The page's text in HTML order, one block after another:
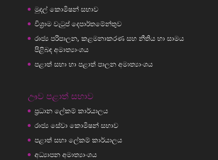
මුදල් කොමිෂන් සභාව
විශ්‍රාම වැටුප් දෙපාර්තමේන්තුව
රාජ්‍ය පරිපාලන, කළමනාකරණ සහ නීතිය හා සාමය
පිළිබඳ අමාත්‍යාංශය
පළාත් සභා හා පළාත් පාලන අමාත්‍යාංශය
ඌව පළාත් සභාව
ප්‍රධාන ලේකම් කාර්යාලය
රාජ්‍ය සේවා කොමිෂන් සභාව
පළාත් සභා ලේකම් කාර්යාලය
අධ්‍යාපන අමාත්‍යාංශය